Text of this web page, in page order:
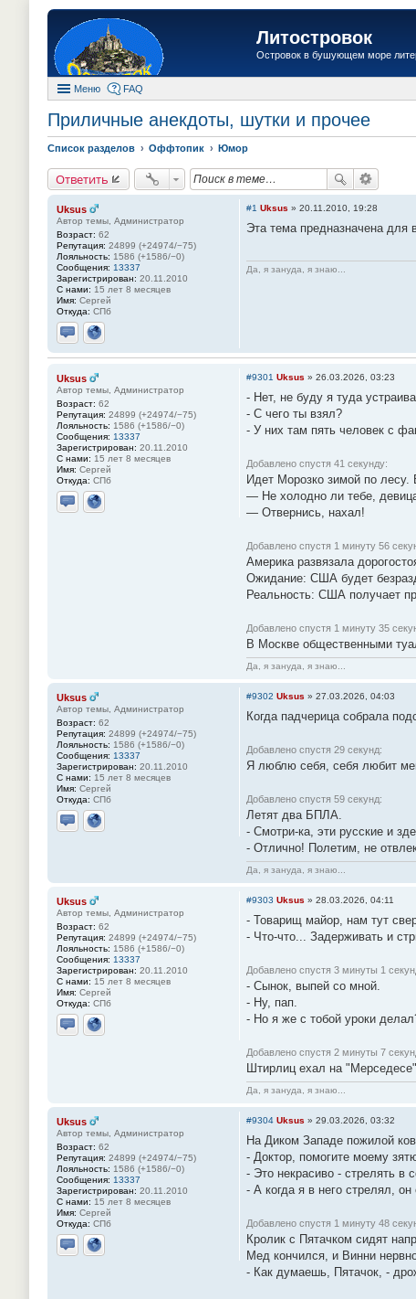
Литостровок
Островок в бушующем море
Меню FAQ
Приличные анекдоты, шутки и прочее
Список разделов Оффтопик Юмор
Ответить
Uksus
Автор темы, Администратор
Возраст: 62
Репутация: 24899 (+24974/−75)
Лояльность: 1586 (+1586/−0)
Сообщения: 13337
Зарегистрирован: 20.11.2010
С нами: 15 лет 8 месяцев
Имя: Сергей
Откуда: СПб
Отправить личное сообщение
Сайт
#1 Uksus » 20.11.2010, 19:28
Эта тема предназначена для
Да, я зануда, я знаю...
Uksus
Автор темы, Администратор
Возраст: 62
Репутация: 24899 (+24974/−75)
Лояльность: 1586 (+1586/−0)
Сообщения: 13337
Зарегистрирован: 20.11.2010
С нами: 15 лет 8 месяцев
Имя: Сергей
Откуда: СПб
Отправить личное сообщение
Сайт
#9301 Uksus » 26.03.2026, 03:23
- Нет, не буду я туда
- С чего ты взял?
- У них там пять человек с
Добавлено спустя 41 секунду:
Идет Морозко зимой по
— Не холодно ли тебе,
— Отвернись, нахал!
Добавлено спустя 1 минуту 56
Америка развязала
Ожидание: США будет
Реальность: США получает
Добавлено спустя 1 минуту 35
В Москве общественными
Да, я зануда, я знаю...
Uksus
Автор темы, Администратор
Возраст: 62
Репутация: 24899 (+24974/−75)
Лояльность: 1586 (+1586/−0)
Сообщения: 13337
Зарегистрирован: 20.11.2010
С нами: 15 лет 8 месяцев
Имя: Сергей
Откуда: СПб
Отправить личное сообщение
Сайт
#9302 Uksus » 27.03.2026, 04:03
Когда падчерица собрала
Добавлено спустя 29 секунд:
Я люблю себя, себя любит
Добавлено спустя 59 секунд:
Летят два БПЛА.
- Смотри-ка, эти русские и
- Отлично! Полетим, не
Да, я зануда, я знаю...
Uksus
Автор темы, Администратор
Возраст: 62
Репутация: 24899 (+24974/−75)
Лояльность: 1586 (+1586/−0)
Сообщения: 13337
Зарегистрирован: 20.11.2010
С нами: 15 лет 8 месяцев
Имя: Сергей
Откуда: СПб
Отправить личное сообщение
Сайт
#9303 Uksus » 28.03.2026, 04:11
- Товарищ майор, нам тут
- Что-что... Задерживать и
Добавлено спустя 3 минуты 1
- Сынок, выпей со мной.
- Ну, пап.
- Но я же с тобой уроки
Добавлено спустя 2 минуты 7
Штирлиц ехал на
Да, я зануда, я знаю...
Uksus
Автор темы, Администратор
Возраст: 62
Репутация: 24899 (+24974/−75)
Лояльность: 1586 (+1586/−0)
Сообщения: 13337
Зарегистрирован: 20.11.2010
С нами: 15 лет 8 месяцев
Имя: Сергей
Откуда: СПб
Отправить личное сообщение
Сайт
#9304 Uksus » 29.03.2026, 03:32
На Диком Западе пожилой
- Доктор, помогите моему
- Это некрасиво - стрелять в
- А когда я в него стрелял,
Добавлено спустя 1 минуту 48
Кролик с Пятачком сидят
Мед кончился, и Винни
- Как думаешь, Пятачок, -